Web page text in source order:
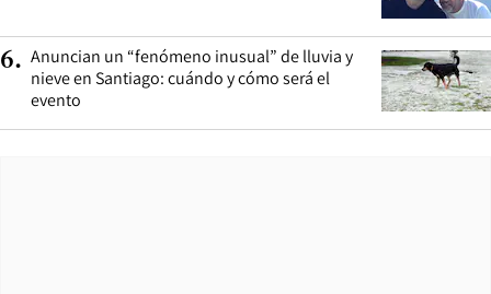
6. Anuncian un “fenómeno inusual” de lluvia y
nieve en Santiago: cuándo y cómo será el
evento